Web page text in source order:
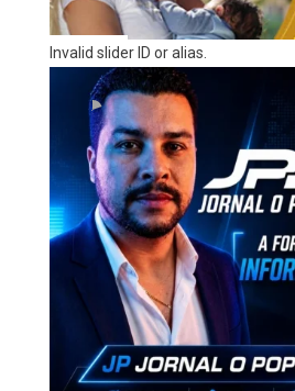
Invalid slider ID or alias.